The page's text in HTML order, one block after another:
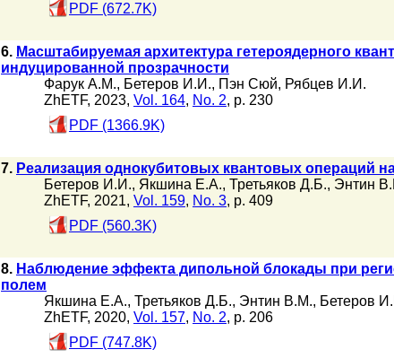
PDF (672.7K)
6. Масштабируемая архитектура гетероядерного
индуцированной прозрачности
Фарук А.М., Бетеров И.И., Пэн Сюй, Рябцев И.И.
ZhETF, 2023, Vol. 164, No. 2, p. 230
PDF (1366.9K)
7. Реализация однокубитовых квантовых операций
Бетеров И.И., Якшина Е.А., Третьяков Д.Б., Энтин
ZhETF, 2021, Vol. 159, No. 3, p. 409
PDF (560.3K)
8. Наблюдение эффекта дипольной блокады при
полем
Якшина Е.А., Третьяков Д.Б., Энтин В.М., Бетеров
ZhETF, 2020, Vol. 157, No. 2, p. 206
PDF (747.8K)